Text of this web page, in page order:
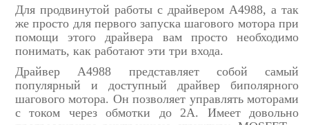
Для продвинутой работы с драйвером A4988, а так
же просто для первого запуска шагового мотора при
помощи этого драйвера вам просто необходимо
понимать, как работают эти три входа.
Драйвер A4988 представляет собой самый
популярный и доступный драйвер биполярного
шагового мотора. Он позволяет управлять моторами
с током через обмотки до 2А. Имеет довольно